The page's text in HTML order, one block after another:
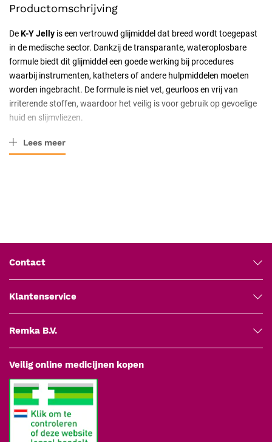
Certificering CE-gecertificeerd
Productomschrijving
DeK-Y Jelly is een vertrouwd glijmiddel dat breed wordt toegepast
in de medische sector. Dankzij de transparante, wateroplosbare
formule biedt dit glijmiddel een goede werking bij procedures
waarbij instrumenten, katheters of andere hulpmiddelen moeten
worden ingebracht. De formule is niet vet, geurloos en vrij van
irriterende stoffen, waardoor het veilig is voor gebruik op gevoelige
huid en slijmvliezen.
Met een inhoud van 82 gram is de
voor gebruik in medische praktijken, ziekenhuizen of
Wateroplosbare formule:
toepassing.
Veilig voor gevoelige huid:Vrij van parabenen, irriterende
stoffen en kleurstoffen.
Praktische verpakking:
Tube van 82 gram, geschikt voor
professioneel gebruik.
Specificaties
Inhoud:82 gram.
Lees meer
Contact
Klantenservice
Remka B.V.
Veilig online medicijnen kopen